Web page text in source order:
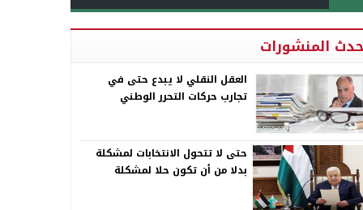
المنشورات
العقل النقلي لا يبدع حتى في
تجارب حركات التحرر الوطني
حتى لا تتحول الانتخابات لمشكلة
بدلا من أن تكون حلا لمشكلة